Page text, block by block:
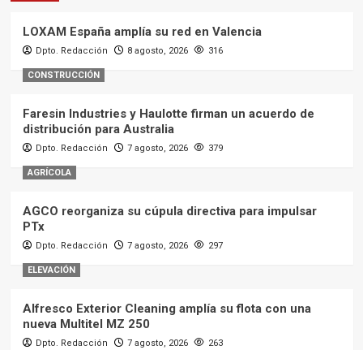
LOXAM España amplía su red en Valencia
Dpto. Redacción 8 agosto, 2026 316
CONSTRUCCIÓN
Faresin Industries y Haulotte firman un acuerdo de
distribución para Australia
Dpto. Redacción 7 agosto, 2026 379
AGRÍCOLA
AGCO reorganiza su cúpula directiva para impulsar
PTx
Dpto. Redacción 7 agosto, 2026 297
ELEVACIÓN
Alfresco Exterior Cleaning amplía su flota con una
nueva Multitel MZ 250
Dpto. Redacción 7 agosto, 2026 263